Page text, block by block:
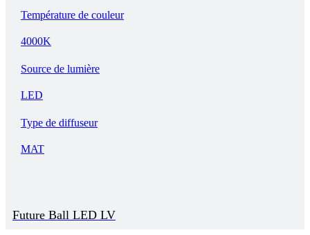
Température de couleur
4000K
Source de lumière
LED
Type de diffuseur
MAT
Future Ball LED LV